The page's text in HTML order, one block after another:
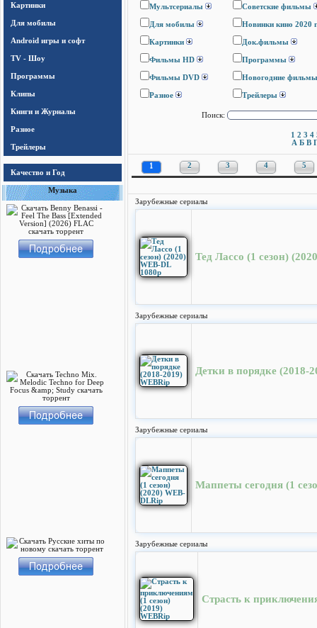
Картинки
Для мобилы
Android игры и софт
TV - Шоу
Программы
Клипы
Книги и Журналы
Разное
Трейлеры
Качество и Год
Музыка
Мультсериалы Cоветские фильмы
Для мобилы Новинки кино 2020
Картинки Док.фильмы
Фильмы HD Программы
Фильмы DVD Новогодние фильмы
Разное Трейлеры
Поиск:
1 2 3 4
А Б В
1 2 3 4 5
Зарубежные сериалы
Тед Лассо (1 сезон)
Зарубежные сериалы
Детки в порядке (2018-
Зарубежные сериалы
Маппеты сегодня (1
Зарубежные сериалы
Страсть к